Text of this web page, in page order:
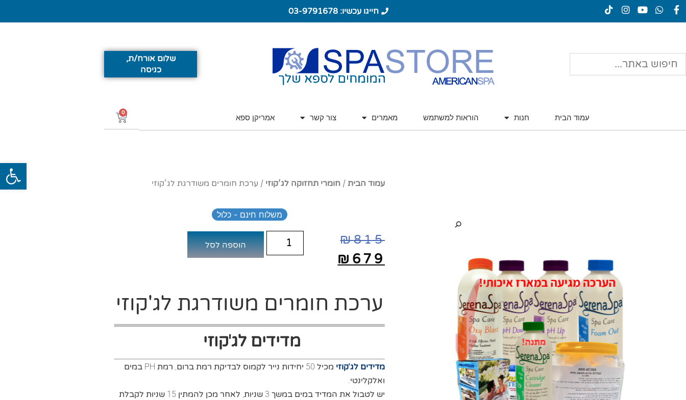
פתח
חייגו עכשיו: 03-9791678
שלום אורח/ת,
כניסה
עמוד הבית חנות הוראות למשתמש מאמרים צור קשר אמריקן ספא
0
עמוד הבית / חומרי תחזוקה לג'קוזי / ערכת חומרים משודרגת לג'קוזי
משלוח חינם - כלול
₪815
₪ 679
הוספה לסל
ערכת חומרים משודרגת לג'קוזי
מדידים לג'קוזי
מדידים לג'קוזי מכיל 50 יחידות נייר לקמוס לבדיקת רמת ברום, רמת PH במים
ואלקלינטי.
יש לטבול את המדיד במים במשך 3 שניות, לאחר מכן להמתין 15 שניות לקבלת